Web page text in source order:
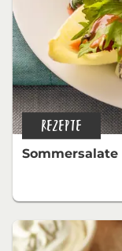
REZEPTE
Sommersalate